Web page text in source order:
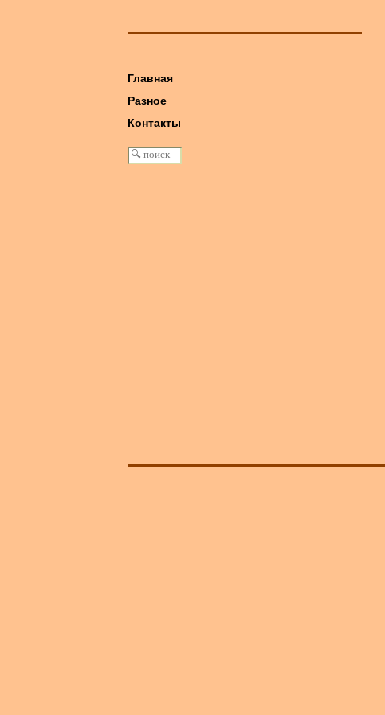
Главная
Разное
книга: Машина Победы
Контакты